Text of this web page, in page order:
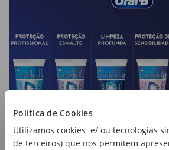
Política de Cookies
Utilizamos cookies e/ ou tecnologias
de terceiros) que nos permitem